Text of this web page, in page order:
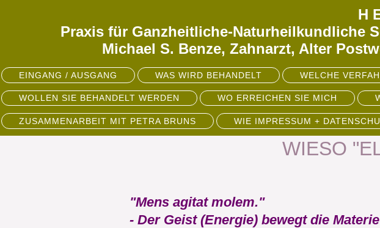
H
Praxis für Ganzheitliche-Naturheilkundliche
Michael S. Benze, Zahnarzt, Alter
EINGANG / AUSGANG WAS WIRD BEHANDELT WELCHE
WOLLEN SIE BEHANDELT WERDEN WO ERREICHEN SIE MICH
ZUSAMMENARBEIT MIT PETRA BRUNS WIE IMPRESSUM +
WIESO
"Mens agitat molem."
- Der Geist (Energie) bewegt die